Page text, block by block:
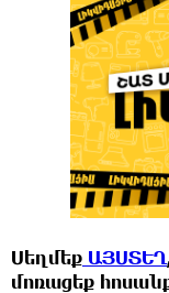
Սեղմեք ԱՅՍՏԵՂ
մոռացեք